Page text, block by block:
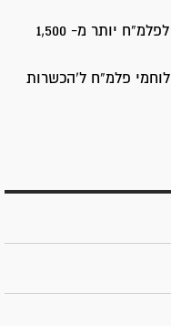
מדצמבר 1947 עד אוקטובר 1948, נוספו לפלמ”ח יותר מ- 1,500
במלחמת העצמאות השתייכו כ- 3,000 לוחמי פלמ”ח ל’הכשרות